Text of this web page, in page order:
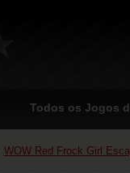
Todos os Jogos
WOW Red Frock Girl